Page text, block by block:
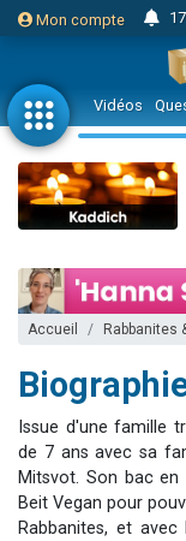
Mon compte
Vidéos
Accueil Rabbanites
Issue d'une famille
de 7 ans avec sa
Mitsvot. Son bac
Beit Vegan pour
Rabbanites, et avec